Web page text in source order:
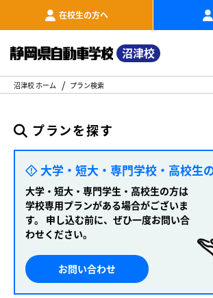
在校生の方へ
沼津校
沼津校 ホーム プラン検索
プランを探す
大学・短大・専門学校・高校生
大学・短大・専門学生・高校生の方は
学校専用プランがある場合がございま
す。
申し込む前に、ぜひ一度お問い合
わせください。
お問い合わせ